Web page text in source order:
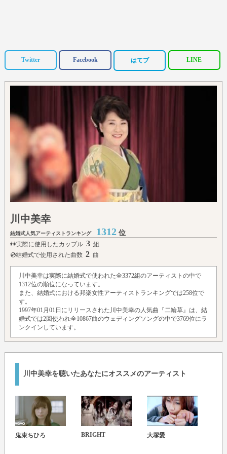
Twitter Facebook はてブ LINE
川中美幸
結婚式人気アーティストランキング 1312 位
👫実際に使用したカップル 3 組
💿結婚式で使用された曲数 2 曲
川中美幸は実際に結婚式で使われた全3372組のアーティストの中で
1312位の順位になっています。
また、結婚式における邦楽女性アーティストランキングでは258位で
す。
1997年01月01日にリリースされた川中美幸の人気曲『二輪草』は、結
婚式では2回使われ全10867曲のウェディングソングの中で3769位にラ
ンクインしています。
川中美幸を聴いたあなたにオススメのアーティスト
鬼束ちひろ BRIGHT 大塚愛